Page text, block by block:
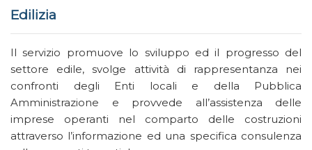
Edilizia
Il servizio promuove lo sviluppo ed il progresso del
settore edile, svolge attività di rappresentanza nei
confronti degli Enti locali e della Pubblica
Amministrazione e provvede all’assistenza delle
imprese operanti nel comparto delle costruzioni
attraverso l’informazione ed una specifica consulenza